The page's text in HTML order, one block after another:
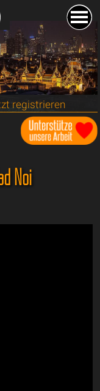
registrieren
Noi